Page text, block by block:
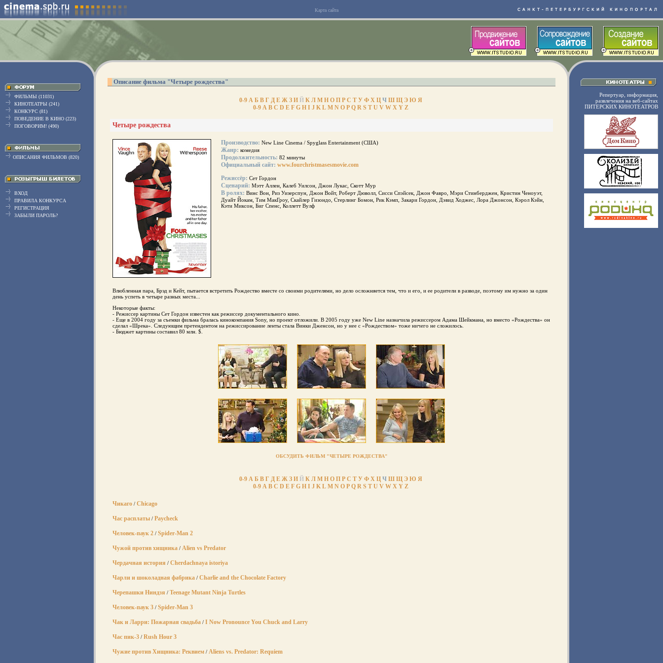
Карта сайта
ФИЛЬМЫ (11031)
КИНОТЕАТРЫ (241)
КОНКУРС (81)
ПОВЕДЕНИЕ В КИНО (223)
ПОГОВОРИМ! (490)
ОПИСАНИЯ ФИЛЬМОВ (820)
ВХОД
ПРАВИЛА КОНКУРСА
РЕГИСТРАЦИЯ
ЗАБЫЛИ ПАРОЛЬ?
Описание фильма "Четыре рождества"
0-9 А Б В Г Д Е Ж З И Й К Л М Н О П Р С Т У Ф Х Ц Ч Ш Щ Э Ю Я
0-9 A B C D E F G H I J K L M N O P Q R S T U V W X Y Z
Четыре рождества
Производство: New Line Cinema / Spyglass Entertainment (США)
Жанр: комедия
Продолжительность: 82 минуты
Официальный сайт: www.fourchristmasesmovie.com
Режиссёр: Сет Гордон
Сценарий: Мэтт Аллен, Калеб Уилсон, Джон Лукас, Скотт Мур
В ролях: Винс Вон, Риз Уизерспун, Джон Войт, Роберт Дюволл, Сисси Спэйсек, Джон Фавро, Мэри Стинберджен, Кристин Ченоуэт,
Дуайт Йокам, Тим МакГроу, Скайлер Гизондо, Стерлинг Бомон, Рик Кэмп, Закари Гордон, Дэвид Ходжес, Лора Джонсон, Кэрол Кэйн,
Кэти Миксон, Биг Спенс, Коллетт Вулф
Влюбленная пара, Брэд и Кейт, пытается встретить Рождество вместе со своими родителями, но дело осложняется тем, что и его, и ее родители в разводе, поэтому им нужно за один
день успеть в четыре разных места...
Некоторые факты:
- Режиссер картины Сет Гордон известен как режиссер документального кино.
- Еще в 2004 году за съемки фильма бралась кинокомпания Sony, но проект отложили. В 2005 году уже New Line назначила режиссером Адама Шейкмана, но вместо «Рождества» он
сделал «Шрека». Следующим претендентом на режиссирование ленты стала Винки Дженсон, но у нее с «Рождеством» тоже ничего не сложилось.
- Бюджет картины составил 80 млн. $.
ОБСУДИТЬ ФИЛЬМ "ЧЕТЫРЕ РОЖДЕСТВА"
0-9 А Б В Г Д Е Ж З И Й К Л М Н О П Р С Т У Ф Х Ц Ч Ш Щ Э Ю Я
0-9 A B C D E F G H I J K L M N O P Q R S T U V W X Y Z
Чикаго / Chicago
Час расплаты / Paycheck
Человек-паук 2 / Spider-Man 2
Чужой против хищника / Alien vs Predator
Чердачная история / Cherdachnaya istoriya
Чарли и шоколадная фабрика / Charlie and the Chocolate Factory
Черепашки Ниндзя / Teenage Mutant Ninja Turtles
Человек-паук 3 / Spider-Man 3
Чак и Ларри: Пожарная свадьба / I Now Pronounce You Chuck and Larry
Час пик-3 / Rush Hour 3
Чужие против Хищника: Реквием / Aliens vs. Predator: Requiem
Репертуар, информация,
развлечения на веб-сайтах
ПИТЕРСКИХ КИНОТЕАТРОВ